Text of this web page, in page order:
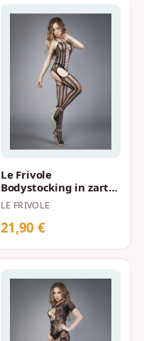
Le Frivole
Bodystocking in zarter
Netzoptik Schwarz
LE FRIVOLE
21,90 €